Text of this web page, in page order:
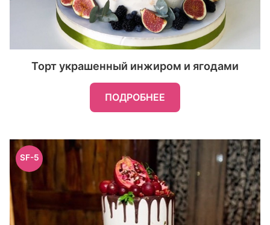
Торт украшенный инжиром и ягодами
ПОДРОБНЕЕ
SF-5